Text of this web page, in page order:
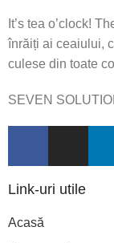
It’s tea o’clock!
înrăiți ai ceaiului,
culese din toate
SEVEN
Link-uri utile
Acasă